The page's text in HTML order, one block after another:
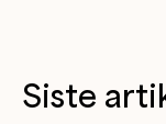
Siste